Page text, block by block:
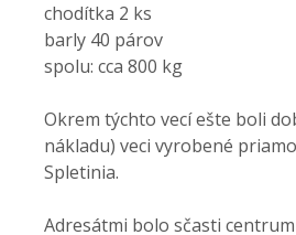
chodítka 2 ks
barly 40 párov
spolu: cca 800 kg
Okrem týchto vecí ešte boli
nákladu) veci vyrobené
Spletinia.
Adresátmi bolo sčasti